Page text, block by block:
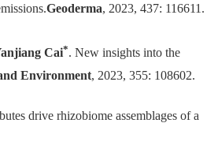
Geoderma, 2023, 437: 116611.
Cai*. New insights into the
Environment, 2023, 355: 108602.
drive rhizobiome assemblages of a